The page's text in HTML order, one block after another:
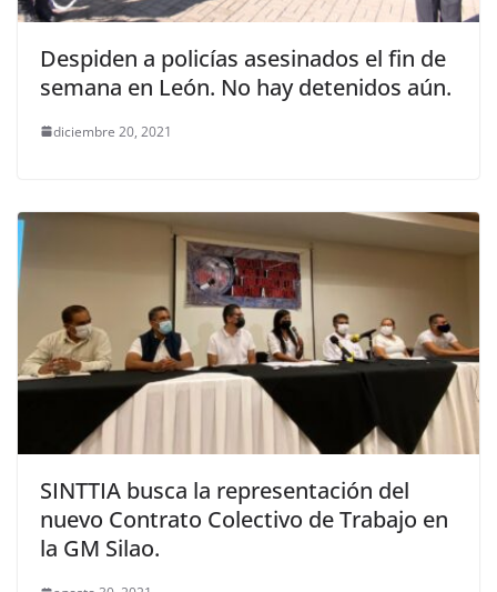
Despiden a policías asesinados el fin de
semana en León. No hay detenidos aún.
diciembre 20, 2021
SINTTIA busca la representación del
nuevo Contrato Colectivo de Trabajo en
la GM Silao.